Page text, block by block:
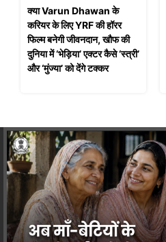
क्या Varun Dhawan के
करियर के लिए YRF की हॉरर
फिल्म बनेगी जीवनदान, खौफ की
दुनिया में ‘भेड़िया’ एक्टर कैसे ‘स्त्री’
और ‘मुंज्या’ को देंगे टक्कर